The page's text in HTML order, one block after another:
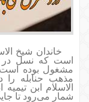
خاندان شیخ
است که نسل در
مشغول بوده
مذهب حنابله
الاسلام ابن
شمار می‌رود تا